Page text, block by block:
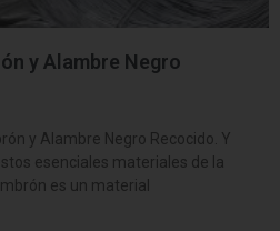
y Alambre Negro
y Alambre Negro Recocido. Y
esenciales materiales de la
es un material